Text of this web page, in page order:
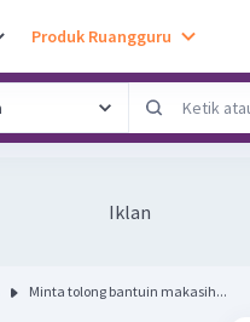
Produk Ruangguru
Iklan
Minta tolong bantuin makasih...